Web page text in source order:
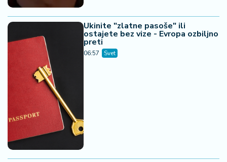
Ukinite "zlatne pasoše" ili
ostajete bez vize - Evropa ozbiljno
preti
06:57 Svet